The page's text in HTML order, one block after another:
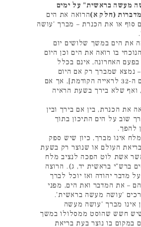
מעשה בראשית" על ימים
(חלק א)הרואה את הים
סוף או את הכנרת – מברך 'עושה
את הים במשך שלושים יום
בו רואה את הים וכן היום
האחרונה, אינם בכלל
נמצא שמברך רק אם היום
הנוכחי הוא היום ה-32 לראייה הקודמת], אך אם
ואף שלא בירך בשעת הראיה
את הכנרת, בין אם בירך ובין
שוב על הים התיכון בתוך
להפך.
אינו מברך, כיון שיש ספק
העולם או שנוצר רק בשעת
אשת לוט הפכה לנציב מלח
ברש"י בראשית יד, ג). הרוצה
מדבר יהודה ואז יוכל לברך
– את המדבר ואת הים, מפני
'עושה מעשה בראשית'.
אינו מברך 'עושה מעשה
חשש שהוסט ממסלולו במשך
במקום בו נוצר בעת בריאת